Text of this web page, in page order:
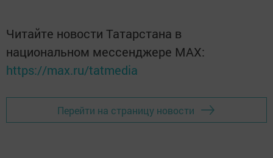
Читайте новости Татарстана в
национальном мессенджере MАХ:
https://max.ru/tatmedia
Перейти на страницу новости